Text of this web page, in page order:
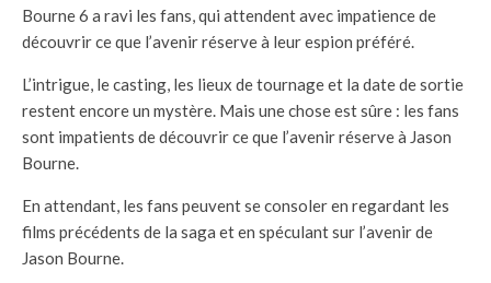
Bourne 6 a ravi les fans, qui attendent avec impatience de
découvrir ce que l’avenir réserve à leur espion préféré.
L’intrigue, le casting, les lieux de tournage et la date de sortie
restent encore un mystère. Mais une chose est sûre : les fans
sont impatients de découvrir ce que l’avenir réserve à Jason
Bourne.
En attendant, les fans peuvent se consoler en regardant les
films précédents de la saga et en spéculant sur l’avenir de
Jason Bourne.